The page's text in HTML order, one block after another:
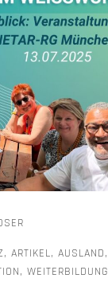
, ARTIKEL, AUSLAND,
, WEITERBILDUNG